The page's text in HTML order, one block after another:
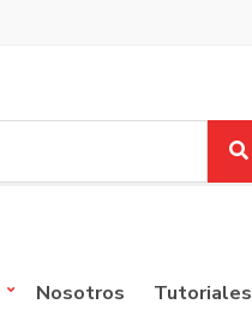
S
e
h
Nosotros Tutoriales